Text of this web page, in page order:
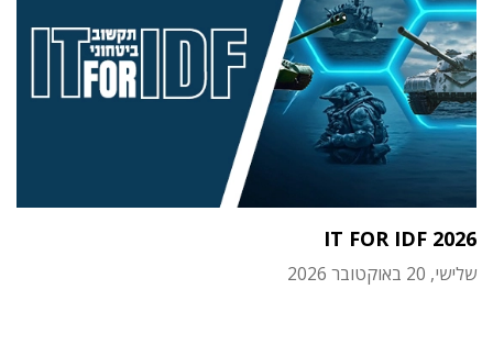
IT FOR IDF 2026
שלישי, 20 באוקטובר 2026